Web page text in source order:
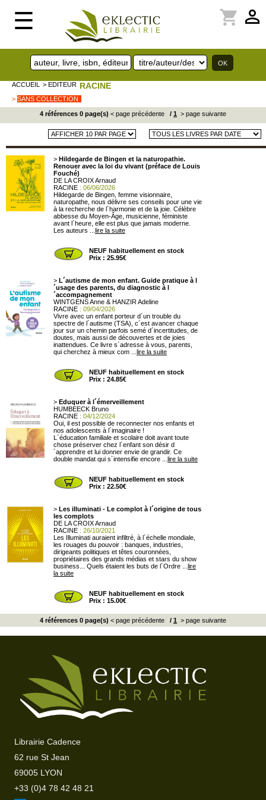
☰ perm_identity
shopping_cart
ACCUEIL > EDITEUR RACINE
> SANS COLLECTION
4 références 0 page(s) < page précédente / 1 > page suivante
> Hildegarde de Bingen et la naturopathie.
Renouer avec la loi du vivant (préface de Louis
Fouché)
DE LA CROIX Arnaud
RACINE : 06/06/2026
Hildegarde de Bingen, femme visionnaire,
naturopathe, nous délivre ses conseils pour une vie
à la recherche de l´harmonie et de la joie. Célèbre
abbesse du Moyen-Âge, musicienne, féministe
avant l´heure, elle est plus que jamais moderne.
Les auteurs ... lire la suite
NEUF habituellement en stock
Prix : 25.95€
> L´autisme de mon enfant. Guide pratique à l
´usage des parents, du diagnostic à l
´accompagnement
WINTGENS Anne & HANZIR Adeline
RACINE : 09/04/2026
Vivre avec un enfant porteur d´un trouble du
spectre de l´autisme (TSA), c´est avancer chaque
jour sur un chemin parfois semé d´incertitudes, de
doutes, mais aussi de découvertes et de joies
inattendues. Ce livre s´adresse à vous, parents,
qui cherchez à mieux com ... lire la suite
NEUF habituellement en stock
Prix : 24.85€
> Eduquer à l´émerveillement
HUMBEECK Bruno
RACINE : 04/12/2024
Oui, il est possible de reconnecter nos enfants et
nos adolescents à l´imaginaire !
L´éducation familiale et scolaire doit avant toute
chose préserver chez l´enfant son désir d
´apprendre et lui donner envie de grandir. Ce
double mandat qui s´intensifie encore ... lire la suite
NEUF habituellement en stock
Prix : 22.50€
> Les illuminati - Le complot à l´origine de tous
les complots
DE LA CROIX Arnaud
RACINE : 26/10/2021
Les Illuminati auraient infiltré, à l´échelle mondiale,
les rouages du pouvoir : banques, industries,
dirigeants politiques et têtes couronnées,
propriétaires des grands médias et stars du show
business... Quels étaient les buts de l´Ordre ... lire
la suite
NEUF habituellement en stock
Prix : 15.00€
4 références 0 page(s) < page précédente / 1 > page suivante
Librairie Cadence
62 rue St Jean
69005 LYON
+33 (0)4 78 42 48 21